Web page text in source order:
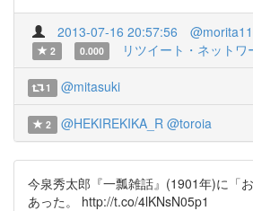
2013-07-16 20:57:56 @morita11
2
0.000 リツイート・ネットワ
1 @mitasuki
2 @HEKIREKIKA_R @toroia
今泉秀太郎『一瓢雑話』(1901年)に「
あった。 http://t.co/4lKNsN05p1